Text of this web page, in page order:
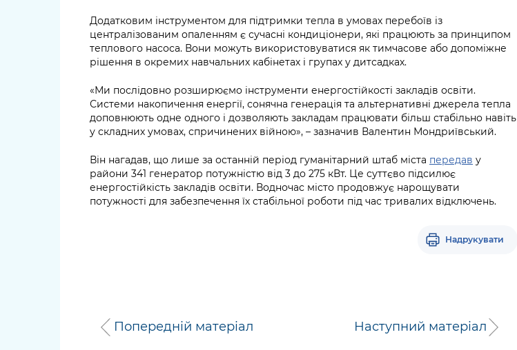
Додатковим інструментом для підтримки тепла в умовах перебоїв із
централізованим опаленням є сучасні кондиціонери, які працюють за принципом
теплового насоса. Вони можуть використовуватися як тимчасове або допоміжне
рішення в окремих навчальних кабінетах і групах у дитсадках.
«Ми послідовно розширюємо інструменти енергостійкості закладів освіти.
Системи накопичення енергії, сонячна генерація та альтернативні джерела тепла
доповнюють одне одного і дозволяють закладам працювати більш стабільно навіть
у складних умовах, спричинених війною», – зазначив Валентин Мондриївський.
Він нагадав, що лише за останній період гуманітарний штаб міста передав у
райони 341 генератор потужністю від 3 до 275 кВт. Це суттєво підсилює
енергостійкість закладів освіти. Водночас місто продовжує нарощувати
потужності для забезпечення їх стабільної роботи під час тривалих відключень.
Надрукувати
Попередній матеріал Наступний матеріал